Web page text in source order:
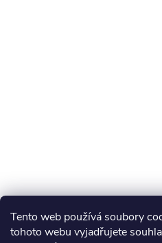
Tento web používá soubory
tohoto webu vyjadřujete